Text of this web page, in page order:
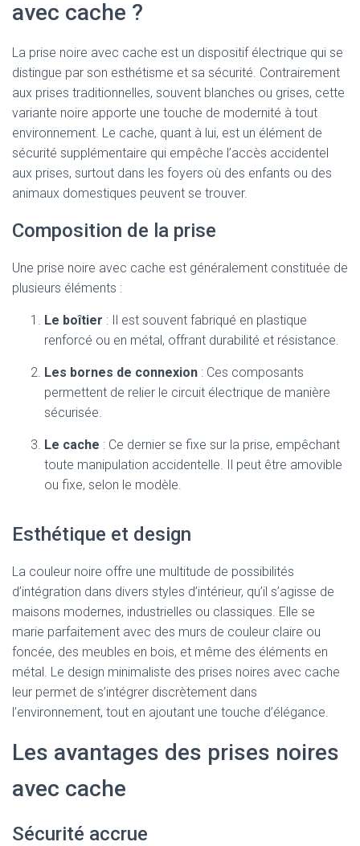
avec cache ?
La prise noire avec cache est un dispositif électrique qui se
distingue par son esthétisme et sa sécurité. Contrairement
aux prises traditionnelles, souvent blanches ou grises, cette
variante noire apporte une touche de modernité à tout
environnement. Le cache, quant à lui, est un élément de
sécurité supplémentaire qui empêche l’accès accidentel
aux prises, surtout dans les foyers où des enfants ou des
animaux domestiques peuvent se trouver.
Composition de la prise
Une prise noire avec cache est généralement constituée de
plusieurs éléments :
Le boîtier : Il est souvent fabriqué en plastique
renforcé ou en métal, offrant durabilité et résistance.
Les bornes de connexion : Ces composants
permettent de relier le circuit électrique de manière
sécurisée.
Le cache : Ce dernier se fixe sur la prise, empêchant
toute manipulation accidentelle. Il peut être amovible
ou fixe, selon le modèle.
Esthétique et design
La couleur noire offre une multitude de possibilités
d’intégration dans divers styles d’intérieur, qu’il s’agisse de
maisons modernes, industrielles ou classiques. Elle se
marie parfaitement avec des murs de couleur claire ou
foncée, des meubles en bois, et même des éléments en
métal. Le design minimaliste des prises noires avec cache
leur permet de s’intégrer discrètement dans
l’environnement, tout en ajoutant une touche d’élégance.
Les avantages des prises noires
avec cache
Sécurité accrue